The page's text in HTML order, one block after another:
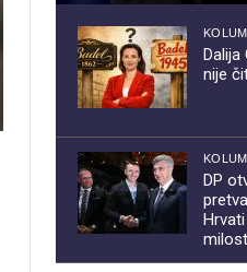
nije
DP
milost